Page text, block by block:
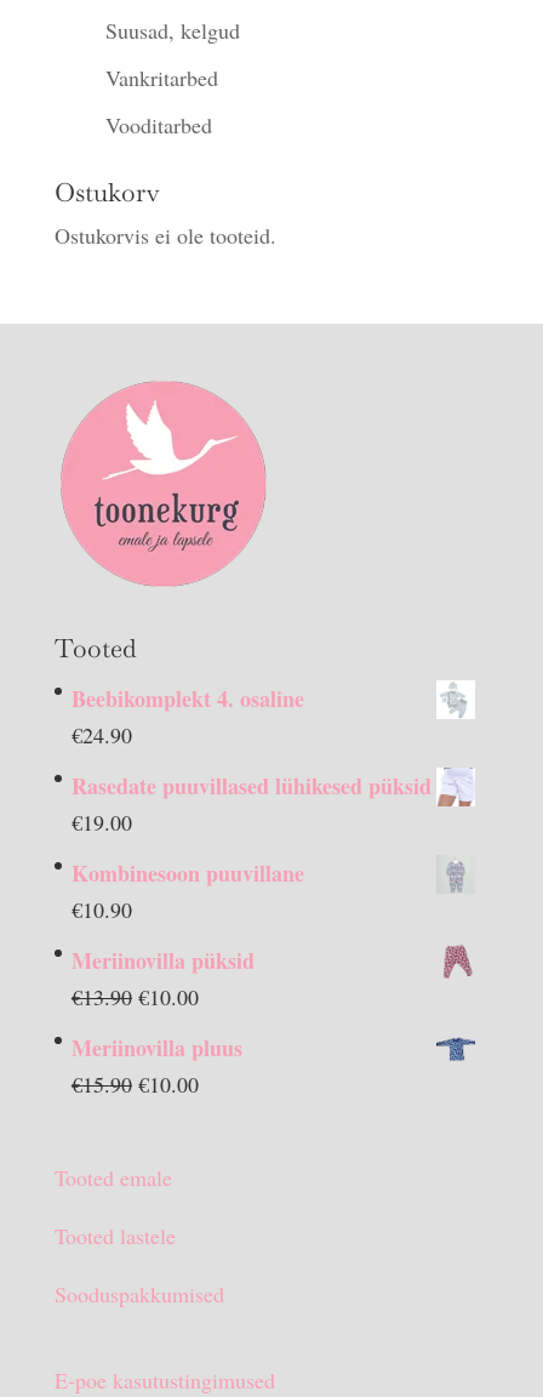
Suusad, kelgud
Vankritarbed
Vooditarbed
Ostukorv
Ostukorvis ei ole tooteid.
Tooted
Beebikomplekt 4. osaline
€24.90
Rasedate puuvillased lühikesed püksid
€19.00
Kombinesoon puuvillane
€10.90
Meriinovilla püksid
€13.90 Algne
€10.00Praegune
on:
Meriinovilla pluus
€15.90 Algne
€15.90.
€10.00Praegune
Tooted emale
Tooted lastele
Sooduspakkumised
E-poe kasutustingimused